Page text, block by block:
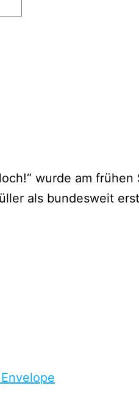
wurde am
als bundesweit
Envelope